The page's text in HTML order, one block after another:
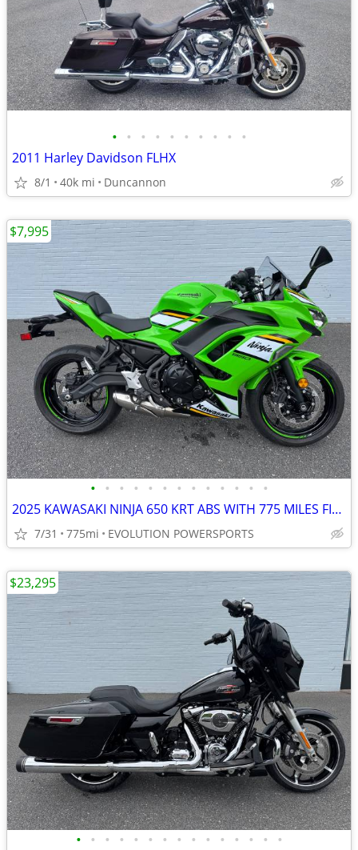
• • • • • • • • • •
2011 Harley Davidson FLHX
8/1 40k mi Duncannon
• • • • • • • • • • • • •
2025 KAWASAKI NINJA 650 KRT ABS WITH 775 MILES FINANCING AVAILABLE
7/31 775mi EVOLUTION POWERSPORTS
$7,995
• • • • • • • • • • • • • • •
$23,295